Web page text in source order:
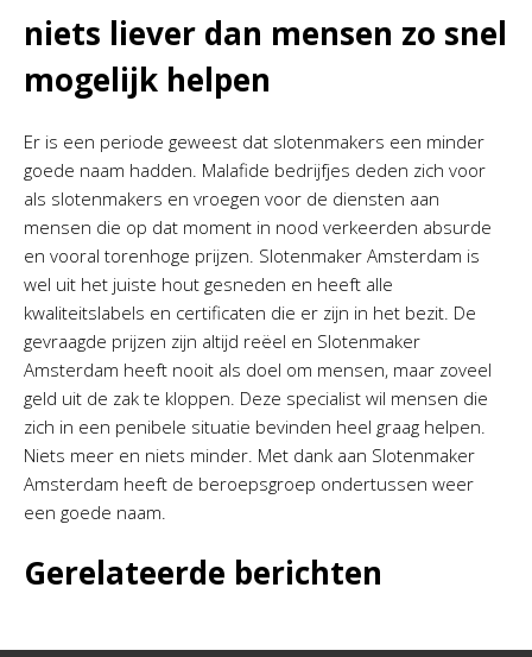
niets liever dan mensen zo snel
mogelijk helpen
Er is een periode geweest dat slotenmakers een minder
goede naam hadden. Malafide bedrijfjes deden zich voor
als slotenmakers en vroegen voor de diensten aan
mensen die op dat moment in nood verkeerden absurde
en vooral torenhoge prijzen. Slotenmaker Amsterdam is
wel uit het juiste hout gesneden en heeft alle
kwaliteitslabels en certificaten die er zijn in het bezit. De
gevraagde prijzen zijn altijd reëel en Slotenmaker
Amsterdam heeft nooit als doel om mensen, maar zoveel
geld uit de zak te kloppen. Deze specialist wil mensen die
zich in een penibele situatie bevinden heel graag helpen.
Niets meer en niets minder. Met dank aan Slotenmaker
Amsterdam heeft de beroepsgroep ondertussen weer
een goede naam.
Gerelateerde berichten